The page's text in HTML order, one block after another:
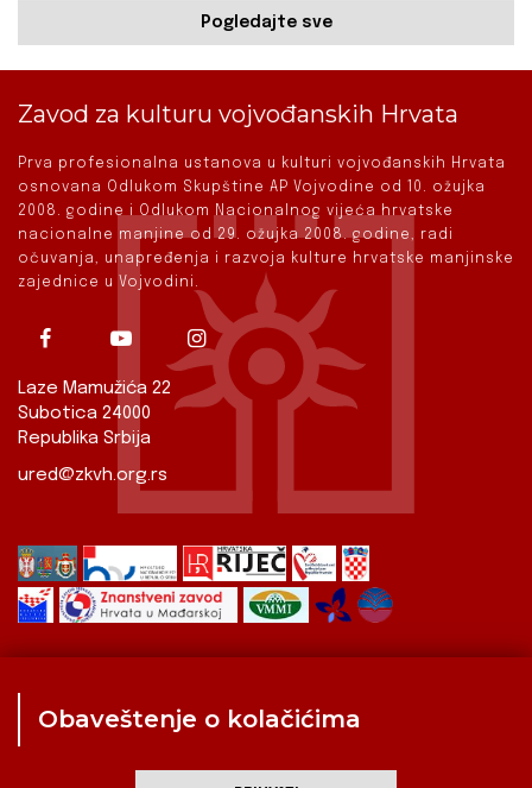
Pogledajte sve
Zavod za kulturu vojvođanskih Hrvata
Prva profesionalna ustanova u kulturi vojvođanskih Hrvata
osnovana Odlukom Skupštine AP Vojvodine od 10. ožujka
2008. godine i Odlukom Nacionalnog vijeća hrvatske
nacionalne manjine od 29. ožujka 2008. godine, radi
očuvanja, unapređenja i razvoja kulture hrvatske manjinske
zajednice u Vojvodini.
Laze Mamužića 22
Subotica 24000
Republika Srbija
ured@zkvh.org.rs
Obaveštenje o kolačićima